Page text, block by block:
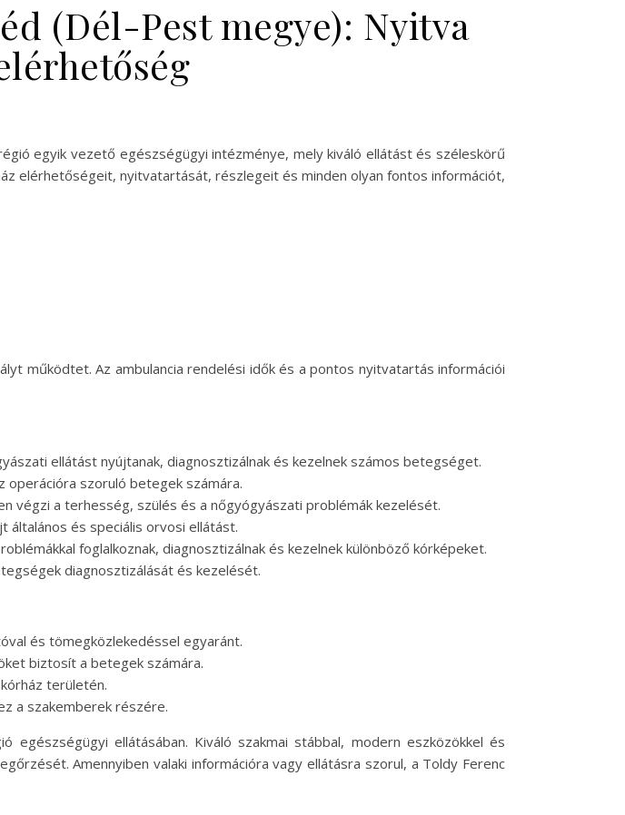
(Dél-Pest megye): Nyitva
egyik vezető egészségügyi intézménye, mely kiváló ellátást és széleskörű
elérhetőségeit, nyitvatartását, részlegeit és minden olyan fontos információt,
működtet. Az ambulancia rendelési idők és a pontos nyitvatartás információi
ellátást nyújtanak, diagnosztizálnak és kezelnek számos betegséget.
operációra szoruló betegek számára.
végzi a terhesség, szülés és a nőgyógyászati problémák kezelését.
általános és speciális orvosi ellátást.
foglalkoznak, diagnosztizálnak és kezelnek különböző kórképeket.
diagnosztizálását és kezelését.
és tömegközlekedéssel egyaránt.
biztosít a betegek számára.
területén.
a szakemberek részére.
ellátásában. Kiváló szakmai stábbal, modern eszközökkel és
Amennyiben valaki információra vagy ellátásra szorul, a Toldy Ferenc